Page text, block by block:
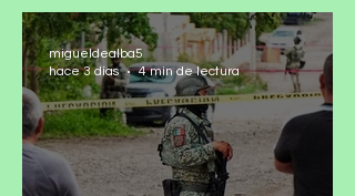
migueldealba5
hace 3 días
4 min de lectura